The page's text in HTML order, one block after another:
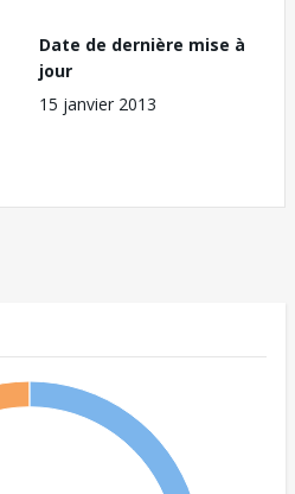
Date de dernière mise à
jour
15 janvier 2013